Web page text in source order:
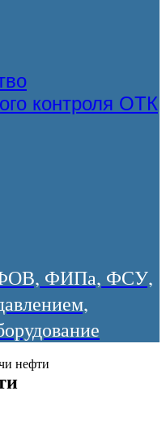
контроля ОТК
ФОВ, ФИПа, ФСУ,
нефти